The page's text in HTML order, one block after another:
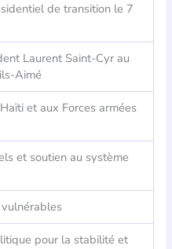
de transition le 7
Laurent Saint-Cyr au
Aimé
et aux Forces armées
et soutien au système
pour la stabilité et